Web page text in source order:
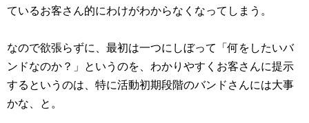
ているお客さん的にわけがわからなくなってしまう。
なので欲張らずに、最初は一つにしぼって「何をしたいバ
ンドなのか？」というのを、わかりやすくお客さんに提示
するというのは、特に活動初期段階のバンドさんには大事
かな、と。